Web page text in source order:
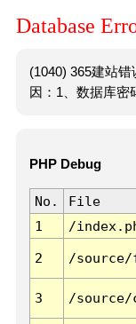
Database
(1040) 365建站
因：1、数据库密
PHP Debug
No. File
1
/
2 /
3 /